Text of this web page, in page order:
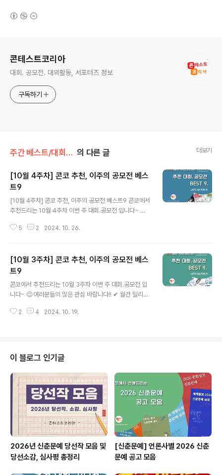
콘테스트코리아
대회. 공모전. 대외활동, 서포터즈 정보
구독하기
주간 베스트/대회 • 공모전 의 다른 글 더보기
[10월 4주차] 콘코 추천, 이주의 공모전 베스
트9
[10월 4주차] 콘코 추천, 이주의 공모전 베스트9 콘코에서
추천드리는 10월 4주차 이번 주 대회.공모전 입니다~ 😉
(ChunMan Art for Young) 공모 ✔ 2024년 승가원 장
디어 공모전 ✔ 제 1회 서울 청소년 웹툰•숏폼 공모전 ✔
제5회 크리에이티브 브릿지 페스티벌✔ 2024년 청소년
참여활동 수기 공모전 ✔ 2024 미래작가상 – 사진영상공
모전 ✔ 제5회 어린이 안전사고 예방 아이디어 공모전
자세한 내용은 콘테스트코리아 홈페이지에서 확인하시면
도움이 됩니다~콘테스트, 공모전, 대외활동 정보 /..
5 2 2024. 10. 26.
[10월 3주차] 콘코 추천, 이주의 공모전 베스
트9
콘코에서 추천드리는 10월 3주차 이번 주 대회.공모전 입
니다~ 😉여러분들의 많은 관심 바랍니다!! ✔ 월간 밀리로
가도 44초 영상제✔ 2024 세종학당 학습자 대한민국 체
커톤 '스위치 프로젝트'✔ 사단법인 은구와 함께하는 202
4 마약 중독 예방 콘텐츠 공모전✔ 제3회 한국여성작가 회
화공모전 & 200 K-WOMEN IN PARIS * 자세한 내용
은 뉴스카드를 클릭하시면 확인하실 수 있습니다. 자세한
내용은 콘테스트코리아 홈페이지에서 확인하시면 도움이
됩니다~콘테스트,..
2 4 2024. 10. 19.
이 블로그 인기글
2026년 신춘문예 당선작 모음 및
당선소감, 심사평 총정리
[신춘문예] 언론사별 2026 신춘
문예 공고 모음